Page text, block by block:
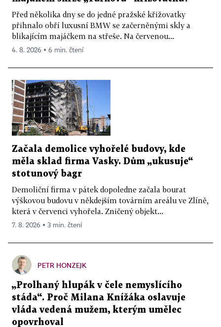
Před několika dny se do jedné pražské křižovatky
přihnalo obří luxusní BMW se začerněnými skly a
blikajícím majáčkem na střeše. Na červenou...
4. 8. 2026 ▪ 6 min. čtení
Začala demolice vyhořelé budovy, kde
měla sklad firma Vasky. Dům „ukusuje“
stotunový bagr
Demoliční firma v pátek dopoledne začala bourat
výškovou budovu v někdejším továrním areálu ve Zlíně,
která v červenci vyhořela. Zničený objekt...
7. 8. 2026 ▪ 3 min. čtení
PETR HONZEJK
„Prolhaný hlupák v čele nemyslícího
stáda“. Proč Milana Knížáka oslavuje
vláda vedená mužem, kterým umělec
opovrhoval